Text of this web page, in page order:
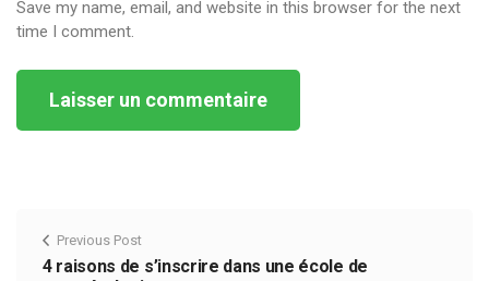
Save my name, email, and website in this browser for the next
time I comment.
Previous Post
4 raisons de s’inscrire dans une école de